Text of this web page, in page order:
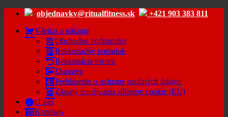
Skip
content
objednavky@ritualfitness.sk
+421 903 383 811
Všetko o nákupe
Obchodné podmienky
Reklamačný poriadok
Reklamácia tovaru
Doprava
Prehlásenie o ochrane osobných údajov
Zásady používania súborov cookie (EÚ)
O nás
Kontakty